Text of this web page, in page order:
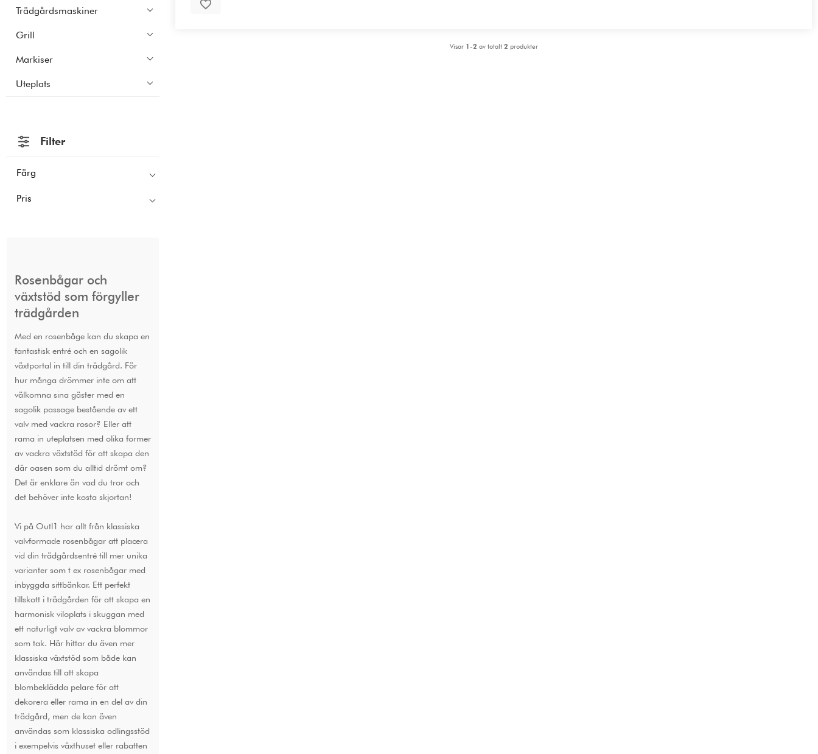
Trädgårdsmaskiner
Grill
Markiser
Uteplats
Filter
Färg
Pris
Rosenbågar och
växtstöd som förgyller
trädgården
Med en rosenbåge kan du skapa en
fantastisk entré och en sagolik
växtportal in till din trädgård. För
hur många drömmer inte om att
välkomna sina gäster med en
sagolik passage bestående av ett
valv med vackra rosor? Eller att
rama in uteplatsen med olika former
av vackra växtstöd för att skapa den
där oasen som du alltid drömt om?
Det är enklare än vad du tror och
det behöver inte kosta skjortan!
Vi på Outl1 har allt från klassiska
valvformade rosenbågar att placera
vid din trädgårdsentré till mer unika
varianter som t ex rosenbågar med
inbyggda sittbänkar. Ett perfekt
tillskott i trädgården för att skapa en
harmonisk viloplats i skuggan med
ett naturligt valv av vackra blommor
som tak. Här hittar du även mer
klassiska växtstöd som både kan
användas till att skapa
blombeklädda pelare för att
dekorera eller rama in en del av din
trädgård, men de kan även
användas som klassiska odlingsstöd
i exempelvis växthuset eller rabatten
Visar 1-2 av totalt 2 produkter